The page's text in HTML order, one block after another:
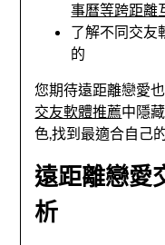
事曆等跨距離
了解不同交友
的
您期待遠距離戀愛
交友軟體推薦中隱
色,找到最適合自己
遠距離戀愛
析